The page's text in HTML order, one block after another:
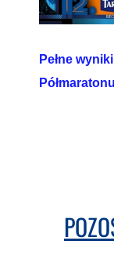
Pełne
Półmaratonu